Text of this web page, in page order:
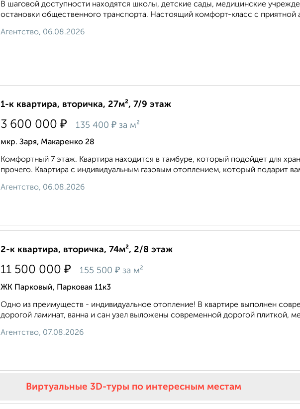
В шаговой доступности находятся школы, детские сады, медицинские
остановки общественного транспорта. Настоящий комфорт-класс с приятной
Агентство, 06.08.2026
1-к квартира, вторичка, 27м², 7/9 этаж
3 600 000 ₽ 135 400 ₽ за м²
мкр. Заря, Макаренко 28
Комфортный 7 этаж. Квартира находится в тамбуре, который подойдет для
прочего. Квартира с индивидуальным газовым отоплением, который подарит
Агентство, 06.08.2026
2-к квартира, вторичка, 74м², 2/8 этаж
11 500 000 ₽ 155 500 ₽ за м²
ЖК Парковый, Парковая 11к3
Одно из преимуществ - индивидуальное отопление! В квартире выполнен
дорогой ламинат, ванна и сан узел выложены современной дорогой плиткой,
Агентство, 07.08.2026
Виртуальные 3D-туры по интересным местам